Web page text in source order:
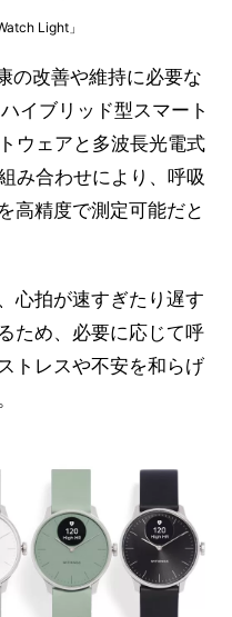
Light」
の改善や維持に必要な
イブリッド型スマート
ウェアと多波長光電式
み合わせにより、呼吸
高精度で測定可能だと
心拍が速すぎたり遅す
ため、必要に応じて呼
トレスや不安を和らげ